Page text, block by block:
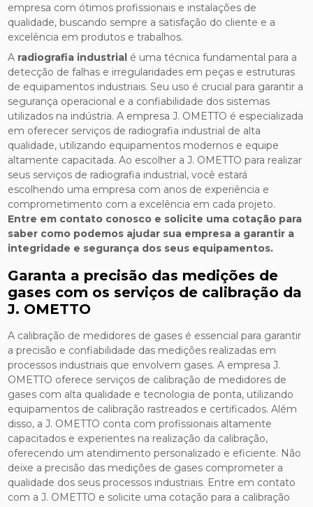
empresa com ótimos profissionais e instalações de
qualidade, buscando sempre a satisfação do cliente e a
excelência em produtos e trabalhos.
A radiografia industrial é uma técnica fundamental para a
detecção de falhas e irregularidades em peças e estruturas
de equipamentos industriais. Seu uso é crucial para garantir a
segurança operacional e a confiabilidade dos sistemas
utilizados na indústria. A empresa J. OMETTO é especializada
em oferecer serviços de radiografia industrial de alta
qualidade, utilizando equipamentos modernos e equipe
altamente capacitada. Ao escolher a J. OMETTO para realizar
seus serviços de radiografia industrial, você estará
escolhendo uma empresa com anos de experiência e
comprometimento com a excelência em cada projeto.
Entre em contato conosco e solicite uma cotação para
saber como podemos ajudar sua empresa a garantir a
integridade e segurança dos seus equipamentos.
Garanta a precisão das medições de
gases com os serviços de calibração da
J. OMETTO
A calibração de medidores de gases é essencial para garantir
a precisão e confiabilidade das medições realizadas em
processos industriais que envolvem gases. A empresa J.
OMETTO oferece serviços de calibração de medidores de
gases com alta qualidade e tecnologia de ponta, utilizando
equipamentos de calibração rastreados e certificados. Além
disso, a J. OMETTO conta com profissionais altamente
capacitados e experientes na realização da calibração,
oferecendo um atendimento personalizado e eficiente. Não
deixe a precisão das medições de gases comprometer a
qualidade dos seus processos industriais. Entre em contato
com a J. OMETTO e solicite uma cotação para a calibração